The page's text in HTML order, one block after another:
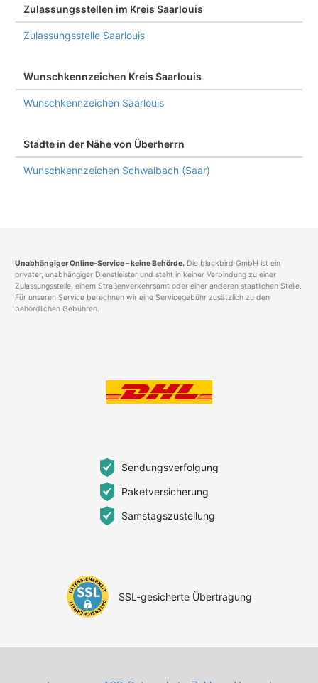
Zulassungsstellen im Kreis Saarlouis
Zulassungsstelle Saarlouis
Wunschkennzeichen Kreis Saarlouis
Wunschkennzeichen Saarlouis
Städte in der Nähe von Überherrn
Wunschkennzeichen Schwalbach (Saar)
Unabhängiger Online-Service – keine Behörde. Die blackbird GmbH ist ein
privater, unabhängiger Dienstleister und steht in keiner Verbindung zu einer
Zulassungsstelle, einem Straßenverkehrsamt oder einer anderen staatlichen Stelle.
Für unseren Service berechnen wir eine Servicegebühr zusätzlich zu den
behördlichen Gebühren.
Sendungsverfolgung
Paketversicherung
Samstagszustellung
SSL-gesicherte Übertragung